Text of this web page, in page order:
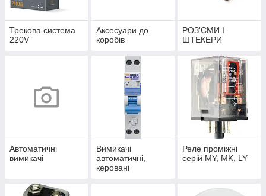
Трекова система
220V
Аксесуари до
коробів
РОЗ'ЄМИ І
ШТЕКЕРИ
Автоматичні
вимикачі
Вимикачі
автоматичні,
керовані
Реле проміжні
серій MY, MK, LY